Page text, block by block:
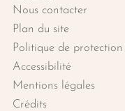
Nous contacter
Plan du site
Politique de protection
Accessibilité
Mentions légales
Crédits